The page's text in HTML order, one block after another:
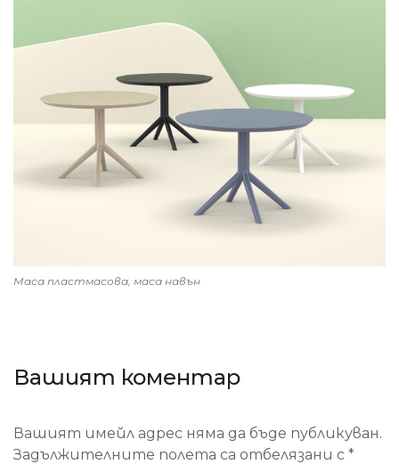
Маса пластмасова, маса навън
Вашият коментар
Вашият имейл адрес няма да бъде публикуван.
Задължителните полета са отбелязани с *